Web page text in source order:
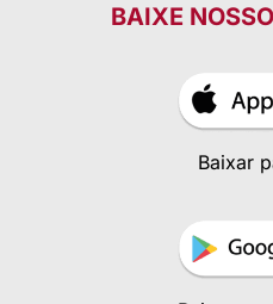
BAIXE
Baixar